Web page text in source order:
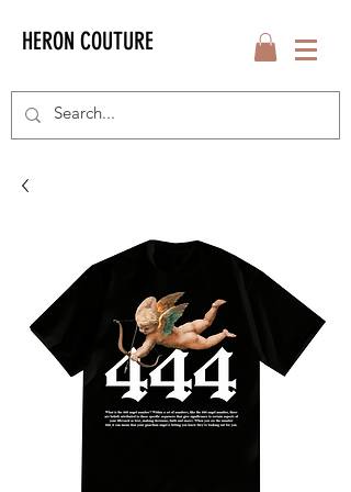
HERON COUTURE